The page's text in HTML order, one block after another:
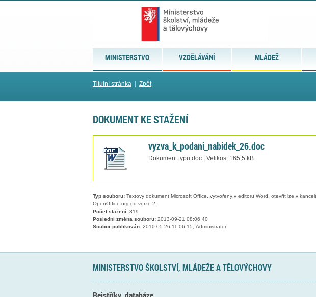
MINISTERSTVO VZDĚLÁVÁNÍ MLÁDEŽ
Titulní stránka Zpět
DOKUMENT KE STAŽENÍ
vyzva_k_podani_nabidek_26.doc
Dokument typu doc | Velikost 165,5 kB
Typ souboru: Textový dokument Microsoft Office, vytvořený v editoru Word, otevřít lze v
OpenOffice.org od verze 2.
Počet stažení: 319
Poslední změna souboru: 2013-09-21 08:06:40
Soubor publikován: 2010-05-26 11:06:15, Administrator
MINISTERSTVO ŠKOLSTVÍ, MLÁDEŽE A TĚLOVÝCHOVY